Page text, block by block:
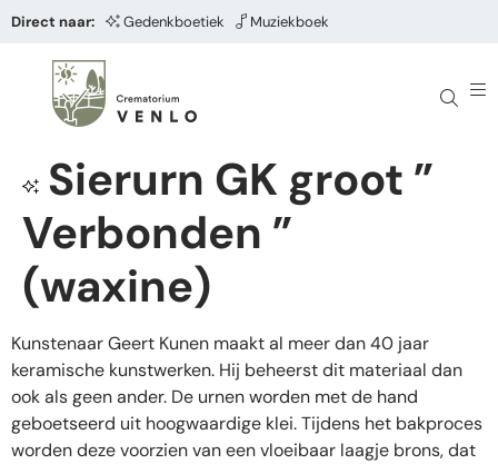
Direct naar: Gedenkboetiek Muziekboek
Sierurn GK groot ”
Verbonden ”
(waxine)
Kunstenaar Geert Kunen maakt al meer dan 40 jaar
keramische kunstwerken. Hij beheerst dit materiaal dan
ook als geen ander. De urnen worden met de hand
geboetseerd uit hoogwaardige klei. Tijdens het bakproces
worden deze voorzien van een vloeibaar laagje brons, dat